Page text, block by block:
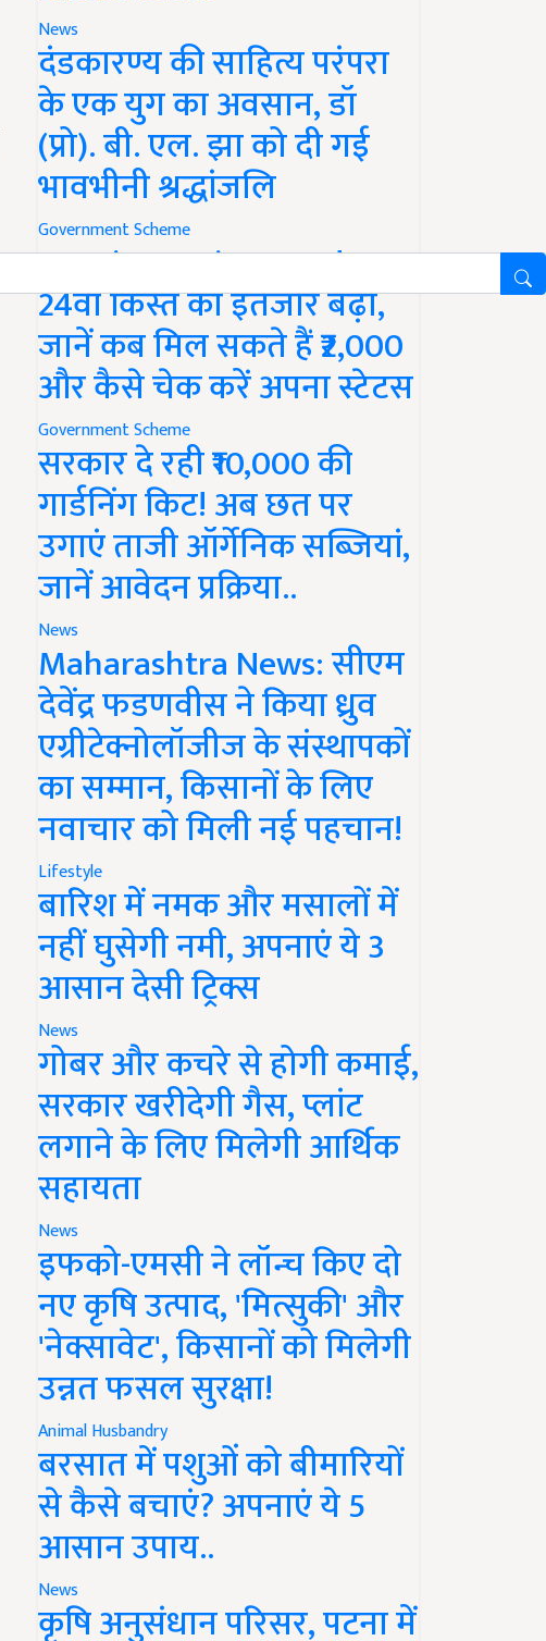
News
दंडकारण्य की साहित्य परंपरा
के एक युग का अवसान, डॉ
(प्रो). बी. एल. झा को दी गई
भावभीनी श्रद्धांजलि
Government Scheme
PM Kisan Yojana Update:
24वीं किस्त का इंतजार बढ़ा,
जानें कब मिल सकते हैं ₹2,000
और कैसे चेक करें अपना स्टेटस
Government Scheme
सरकार दे रही ₹10,000 की
गार्डनिंग किट! अब छत पर
उगाएं ताजी ऑर्गेनिक सब्जियां,
जानें आवेदन प्रक्रिया..
News
Maharashtra News: सीएम
देवेंद्र फडणवीस ने किया ध्रुव
एग्रीटेक्नोलॉजीज के संस्थापकों
का सम्मान, किसानों के लिए
नवाचार को मिली नई पहचान!
Lifestyle
बारिश में नमक और मसालों में
नहीं घुसेगी नमी, अपनाएं ये 3
आसान देसी ट्रिक्स
News
गोबर और कचरे से होगी कमाई,
सरकार खरीदेगी गैस, प्लांट
लगाने के लिए मिलेगी आर्थिक
सहायता
News
इफको-एमसी ने लॉन्च किए दो
नए कृषि उत्पाद, 'मित्सुकी' और
'नेक्सावेट', किसानों को मिलेगी
उन्नत फसल सुरक्षा!
Animal Husbandry
बरसात में पशुओं को बीमारियों
से कैसे बचाएं? अपनाएं ये 5
आसान उपाय..
News
कृषि अनुसंधान परिसर, पटना में